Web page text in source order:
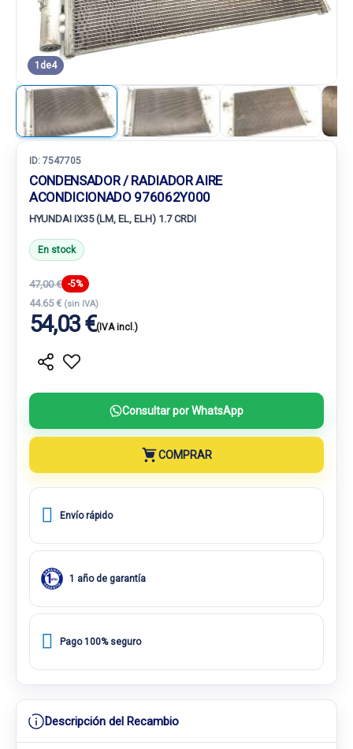
1 de4
ID: 7547705
CONDENSADOR / RADIADOR AIRE
ACONDICIONADO 976062Y000
HYUNDAI IX35 (LM, EL, ELH) 1.7 CRDI
En stock
47,00 € -5%
44.65 € (sin IVA)
54,03 €(IVA incl.)
Consultar por WhatsApp
COMPRAR
Envío rápido
1 año de garantía
Pago 100% seguro
Descripción del Recambio